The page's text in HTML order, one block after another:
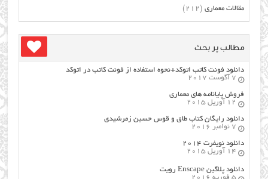
مقالات معماری (212)
مطالب پر بحث
دانلود فونت کاتب اتوکد+نحوه استفاده از فونت کاتب در اتوکد
7 آگوست 2017
فروش پایانامه های معماری
12 آوریل 2015
دانلود رایگان کتاب طاق و قوس حسین زمرشیدی
7 نوامبر 2016
دانلود نویفرت ۲۰۱۴
14 آوریل 2015
دانلود پلاگین Enscape رویت
5 فوریه 2016